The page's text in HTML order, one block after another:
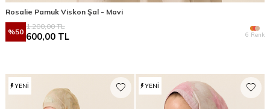
Rosalie Pamuk Viskon Şal - Mavi
%50
1.200,00TL
600,00 TL 6 Renk
YENI YENI